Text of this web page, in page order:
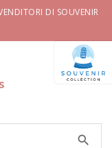
DI SOUVENIR
